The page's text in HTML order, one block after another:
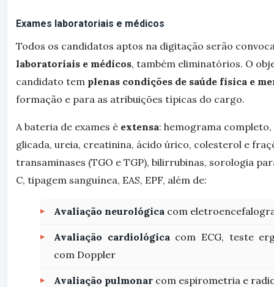
Exames laboratoriais e médicos
Todos os candidatos aptos na digitação serão
laboratoriais e médicos, também eliminatórios. O
candidato tem plenas condições de saúde física e
formação e para as atribuições típicas do cargo.
A bateria de exames é extensa: hemograma
glicada, ureia, creatinina, ácido úrico, colesterol e
transaminases (TGO e TGP), bilirrubinas, sorologia
C, tipagem sanguínea, EAS, EPF, além de:
Avaliação neurológica com
Avaliação cardiológica com ECG, teste
com Doppler
Avaliação pulmonar com espirometria e